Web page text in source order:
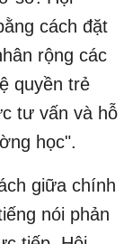
cách đặt
rộng các
quyền trẻ
tư vấn và hỗ
học".
giữa chính
nói phản